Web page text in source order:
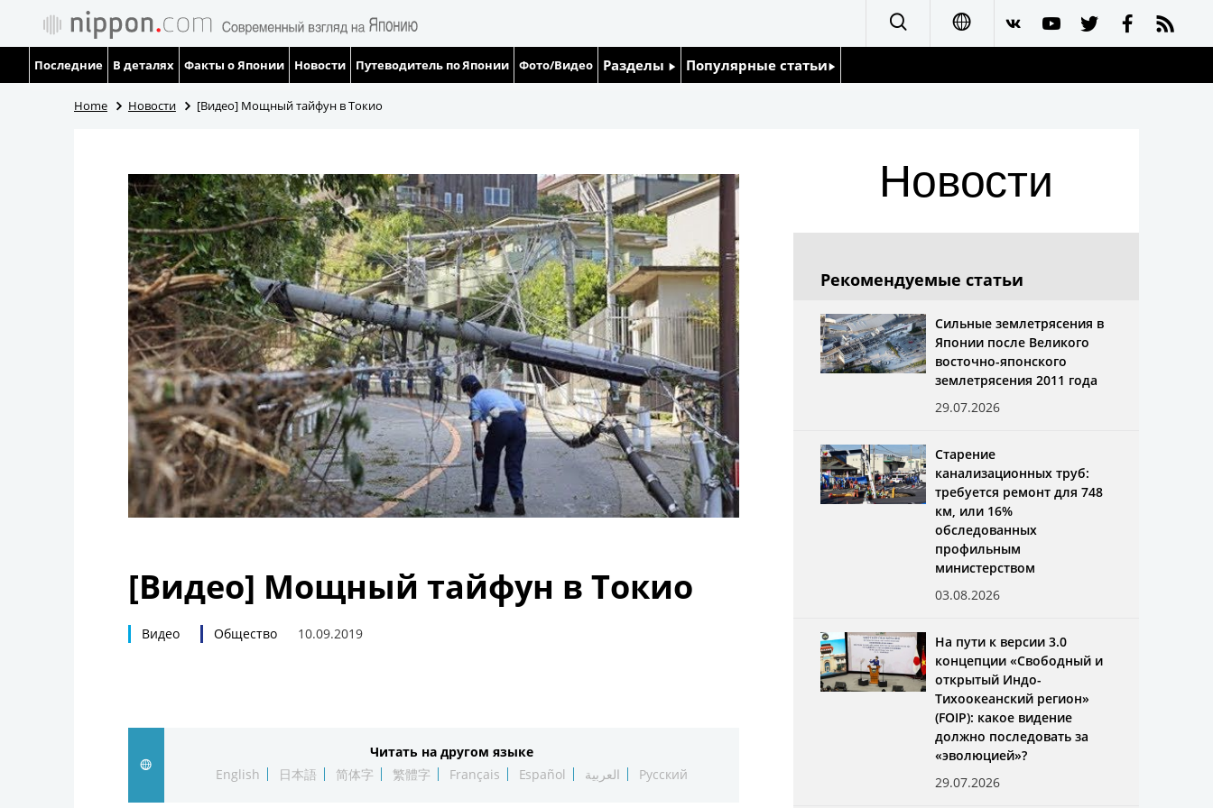
العربية
Последние В деталях Факты о Японии Новости Путеводитель по Японии Фото/Видео Разделы
Политика
Экономика
Общество
Культура
Жизнь
Технологии
Токио
От редакции
Популярные статьи
Семья
Еда и напитки
Home Новости [Видео] Мощный тайфун в Токио
[Видео] Мощный тайфун в Токио
Видео Общество 10.09.2019
Читать на другом языке
English
日本語 简体字 繁體字 Français Español العربية Русский
Новости
Рекомендуемые статьи
Сильные землетрясения в
Японии после Великого
восточно-японского
землетрясения 2011 года
29.07.2026
Старение
канализационных труб:
требуется ремонт для 748
км, или 16%
обследованных
профильным
министерством
03.08.2026
На пути к версии 3.0
концепции «Свободный и
открытый Индо-
Тихоокеанский регион»
(FOIP): какое видение
должно последовать за
«эволюцией»?
29.07.2026